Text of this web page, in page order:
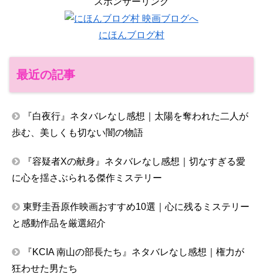
にほんブログ村
最近の記事
『白夜行』ネタバレなし感想｜太陽を奪われた二人が
歩む、美しくも切ない闇の物語
『容疑者Xの献身』ネタバレなし感想｜切なすぎる愛
に心を揺さぶられる傑作ミステリー
東野圭吾原作映画おすすめ10選｜心に残るミステリー
と感動作品を厳選紹介
『KCIA 南山の部長たち』ネタバレなし感想｜権力が
狂わせた男たち